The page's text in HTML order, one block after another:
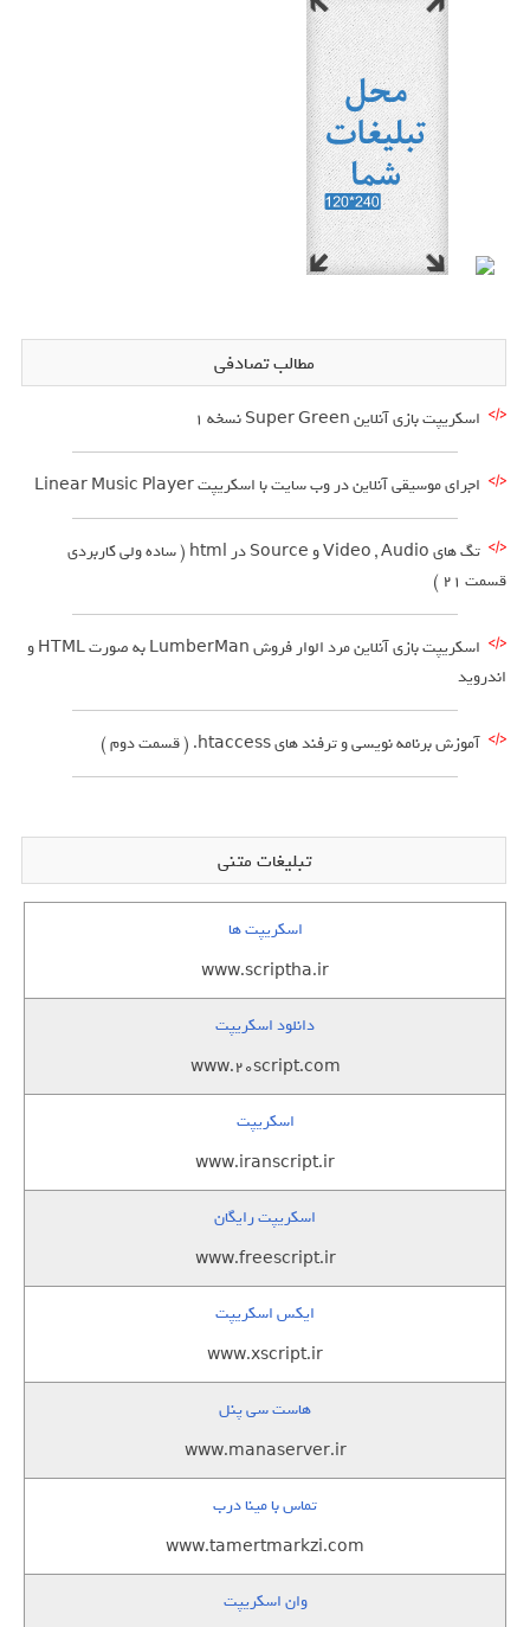
مطالب تصادفی
اسکریپت بازی آنلاین Super Green نسخه ۱
اجرای موسیقی آنلاین در وب سایت با اسکریپت Linear Music Player
تگ های Video , Audio و Source در html ( ساده ولی کاربردی
قسمت 21 )
اسکریپت بازی آنلاین مرد الوار فروش LumberMan به صورت HTML و
اندروید
آموزش برنامه نویسی و ترفند های htaccess. ( قسمت دوم )
تبلیغات متنی
اسکریپت ها
www.scriptha.ir
دانلود اسکریپت
www.20script.com
اسکریپت
www.iranscript.ir
اسکریپت رایگان
www.freescript.ir
ایکس اسکریپت
www.xscript.ir
هاست سی پنل
www.manaserver.ir
تماس با مینا درب
www.tamertmarkzi.com
وان اسکریپت